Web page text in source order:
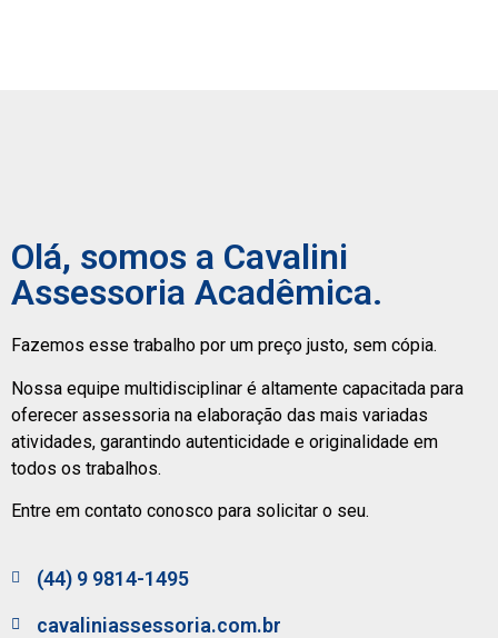
Olá, somos a Cavalini
Assessoria Acadêmica.
Fazemos esse trabalho por um preço justo, sem cópia.
Nossa equipe multidisciplinar é altamente capacitada para
oferecer assessoria na elaboração das mais variadas
atividades, garantindo autenticidade e originalidade em
todos os trabalhos.
Entre em contato conosco para solicitar o seu.
(44) 9 9814-1495
cavaliniassessoria.com.br